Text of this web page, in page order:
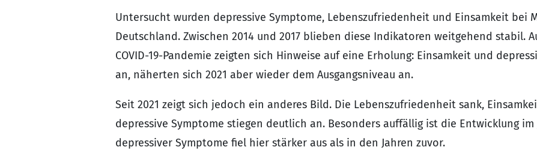
Untersucht wurden depressive Symptome, Lebenszufriedenheit und Einsamkeit bei
Deutschland. Zwischen 2014 und 2017 blieben diese Indikatoren weitgehend stabil.
COVID-19-Pandemie zeigten sich Hinweise auf eine Erholung: Einsamkeit und
an, näherten sich 2021 aber wieder dem Ausgangsniveau an.
Seit 2021 zeigt sich jedoch ein anderes Bild. Die Lebenszufriedenheit sank,
depressive Symptome stiegen deutlich an. Besonders auffällig ist die Entwicklung im
depressiver Symptome fiel hier stärker aus als in den Jahren zuvor.